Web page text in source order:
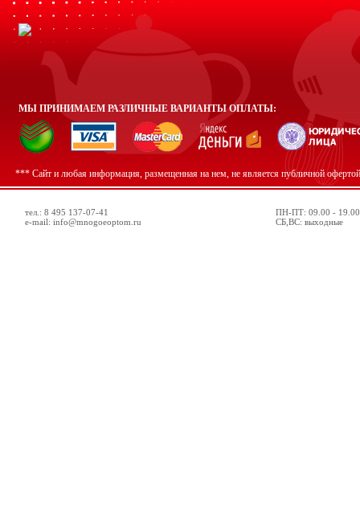
МЫ ПРИНИМАЕМ РАЗЛИЧНЫЕ ВАРИАНТЫ ОПЛАТЫ:
*** Сайт и любая информация, размещенная на нем, не является публичной офертой
тел.: 8 495 137-07-41
e-mail: info@mnogoeoptom.ru
ПН-ПТ: 09.00 - 19.00
СБ,ВС: выходные